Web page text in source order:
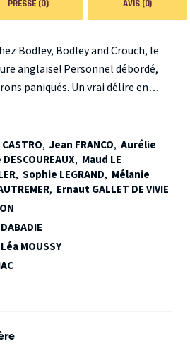
PRESSE (0) AVIS (0)
Bodley, Bodley and Crouch, le
anglaise! Personnel débordé,
paniqués. Un vrai délire en
, Jean FRANCO, Aurélie
, Maud LE
, Sophie LEGRAND, Mélanie
, Ernaut GALLET DE VIVIE
Léa MOUSSY